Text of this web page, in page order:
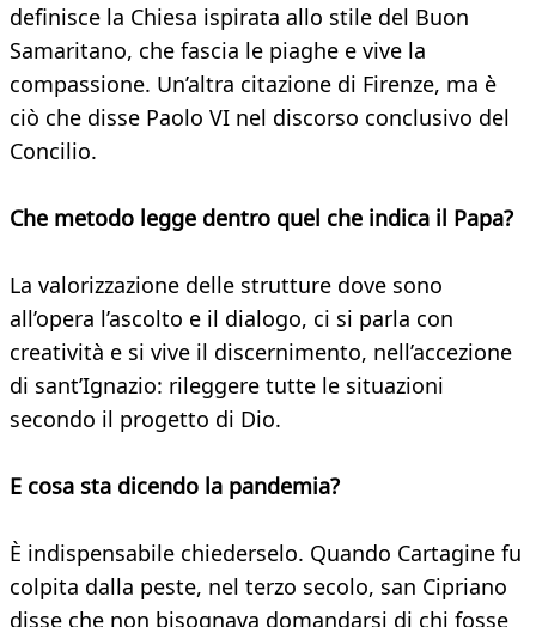
definisce la Chiesa ispirata allo stile del Buon
Samaritano, che fascia le piaghe e vive la
compassione. Un’altra citazione di Firenze, ma è
ciò che disse Paolo VI nel discorso conclusivo del
Concilio.
Che metodo legge dentro quel che indica il Papa?
La valorizzazione delle strutture dove sono
all’opera l’ascolto e il dialogo, ci si parla con
creatività e si vive il discernimento, nell’accezione
di sant’Ignazio: rileggere tutte le situazioni
secondo il progetto di Dio.
E cosa sta dicendo la pandemia?
È indispensabile chiederselo. Quando Cartagine fu
colpita dalla peste, nel terzo secolo, san Cipriano
disse che non bisognava domandarsi di chi fosse